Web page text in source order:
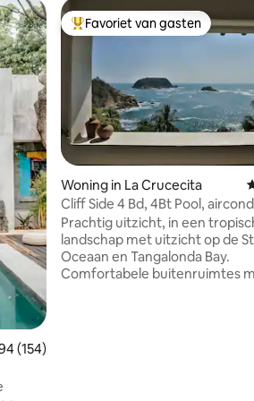
beoordeling van 4,94 op 5, 154
(154)
Topfavoriet van gasten
Favoriet van gasten
Woning in La Crucecita
Cliff Side 4 Bd, 4Bt Pool,
wifi | Tangolunda
Prachtig uitzicht, in een
landschap met uitzicht op de
Oceaan en Tangalonda Bay.
Comfortabele buitenruimtes